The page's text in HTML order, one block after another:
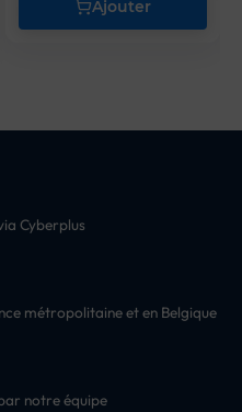
Ajouter
Cyberplus
métropolitaine et en Belgique
notre équipe